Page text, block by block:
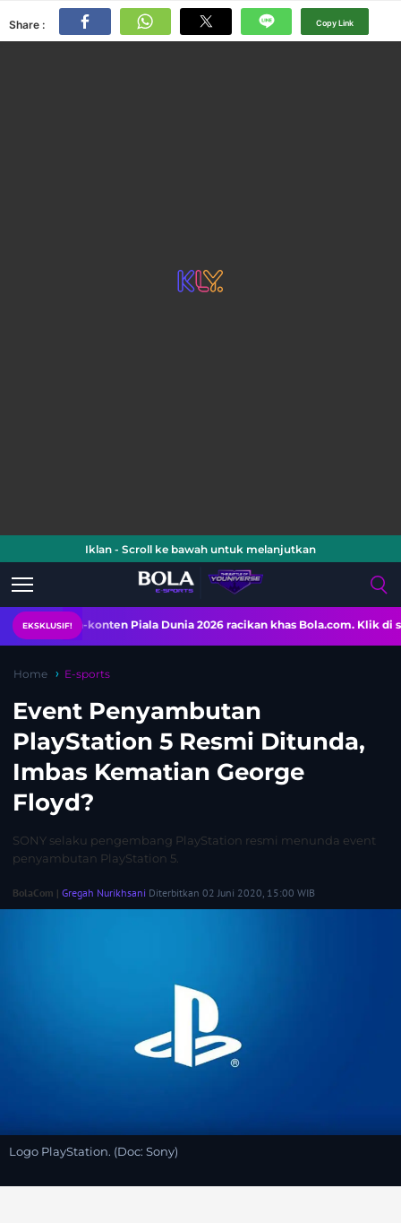
Share : Copy Link
Iklan - Scroll ke bawah untuk melanjutkan
EKSKLUSIF!
konten Piala Dunia 2026 racikan khas Bola.com. Klik di sini!
Home E-sports
Event Penyambutan
PlayStation 5 Resmi Ditunda,
Imbas Kematian George
Floyd?
SONY selaku pengembang PlayStation resmi menunda event
penyambutan PlayStation 5.
BolaCom | Gregah Nurikhsani Diterbitkan 02 Juni 2020, 15:00 WIB
Logo PlayStation. (Doc: Sony)